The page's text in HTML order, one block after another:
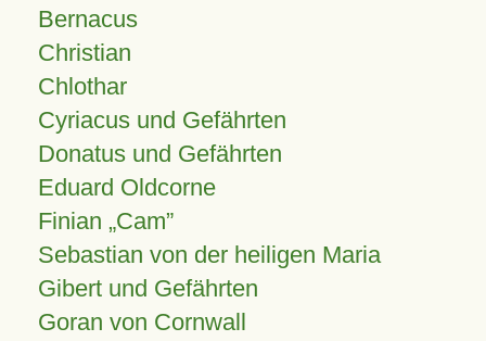
Bernacus
Christian
Chlothar
Cyriacus und Gefährten
Donatus und Gefährten
Eduard Oldcorne
Finian Cam
Sebastian von der heiligen Maria
Gibert und Gefährten
Goran von Cornwall